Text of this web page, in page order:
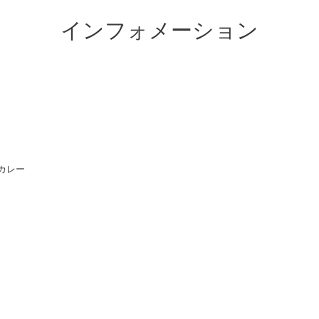
インフォメーション
レー